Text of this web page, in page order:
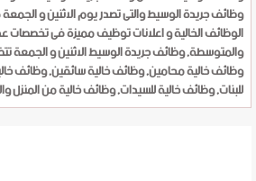
وظائف جريدة الوسيط والتى تصدر يوم الاثنين و
الوظائف الخالية و اعلانات توظيف مميزة فى تخصصات
والمتوسطة, وظائف جريدة الوسيط الاثنين و الجمعة
وظائف خالية محامين, وظائف خالية سائقين, وظائف
للبنات, وظائف خالية للسيدات, وظائف خالية من